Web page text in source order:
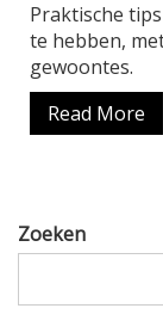
Praktische
te hebben,
gewoontes.
Read More
Zoeken